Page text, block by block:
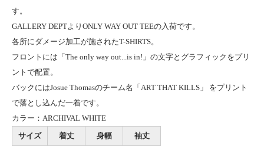
す。
GALLERY DEPTよりONLY WAY OUT TEEの入荷です。
各所にダメージ加工が施されたT-SHIRTS。
フロントには「The only way out...is in!」の文字とグラフィックをプリ
ントで配置。
バックにはJosue Thomasのチーム名「ART THAT KILLS」 をプリント
で落とし込んだ一着です。
カラー：ARCHIVAL WHITE
サイズ
着丈 身幅 袖丈